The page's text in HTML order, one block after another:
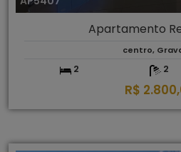
Apartamento
centro,
2 2
R$